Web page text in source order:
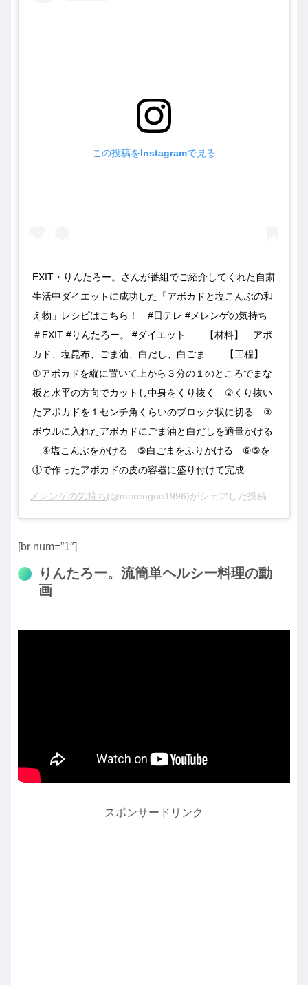
この投稿をInstagramで見る
EXIT・りんたろー。さんが番組でご紹介してくれた自粛
生活中ダイエットに成功した「アボカドと塩こんぶの和
え物」レシピはこちら！⠀ #日テレ #メレンゲの気持ち
＃EXIT #りんたろー。 #ダイエット⠀ ⠀ 【材料】⠀ アボ
カド、塩昆布、ごま油、白だし、白ごま⠀ ⠀ 【工程】⠀
①アボカドを縦に置いて上から３分の１のところでまな
板と水平の方向でカットし中身をくり抜く⠀ ②くり抜い
たアボカドを１センチ角くらいのブロック状に切る⠀ ③
ボウルに入れたアボカドにごま油と白だしを適量かける
⠀ ④塩こんぶをかける⠀ ⑤白ごまをふりかける⠀ ⑥⑤を
①で作ったアボカドの皮の容器に盛り付けて完成
メレンゲの気持ち(@merengue1996)がシェアした投稿 –
[br num=”1″]
りんたろー。流簡単ヘルシー料理の動
画
スポンサードリンク